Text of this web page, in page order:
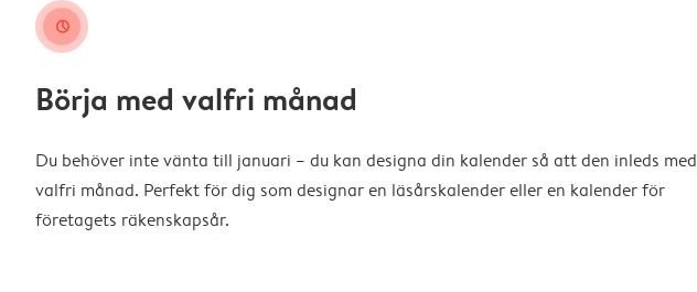
clock
Börja med valfri månad
Du behöver inte vänta till januari – du kan designa din kalender så att den inleds med
valfri månad. Perfekt för dig som designar en läsårskalender eller en kalender för
företagets räkenskapsår.